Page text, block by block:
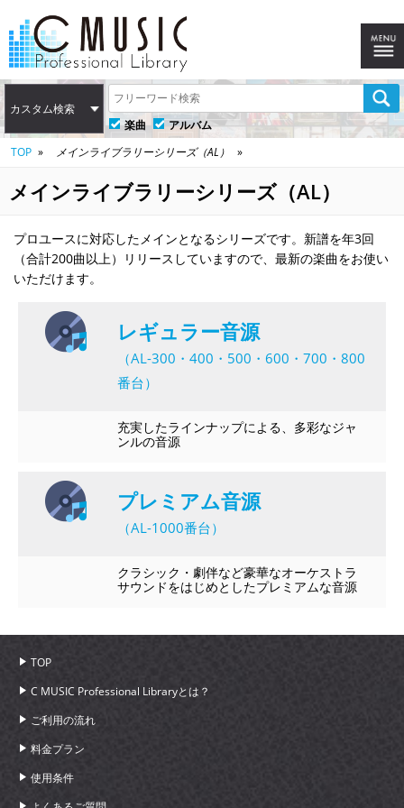
カスタム検索
楽曲
アルバム
TOP
メインライブラリーシリーズ（AL）
メインライブラリーシリーズ（AL）
プロユースに対応したメインとなるシリーズです。新譜を年3回
（合計200曲以上）リリースしていますので、最新の楽曲をお使い
いただけます。
レギュラー音源
（AL-300・400・500・600・700・800
番台）
充実したラインナップによる、多彩なジャ
ンルの音源
プレミアム音源
（AL-1000番台）
クラシック・劇伴など豪華なオーケストラ
サウンドをはじめとしたプレミアムな音源
TOP
C MUSIC Professional Libraryとは？
ご利用の流れ
料金プラン
使用条件